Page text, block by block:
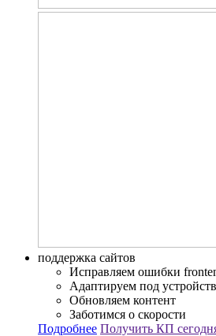
поддержка сайтов
Исправляем ошибки
Адаптируем под
Обновляем контент
Заботимся о скорости
Подробнее Получить КП